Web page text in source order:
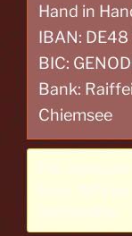
Hand in
IBAN:
BIC:
Bank:
Chiemsee
This
to our WP
functionality.